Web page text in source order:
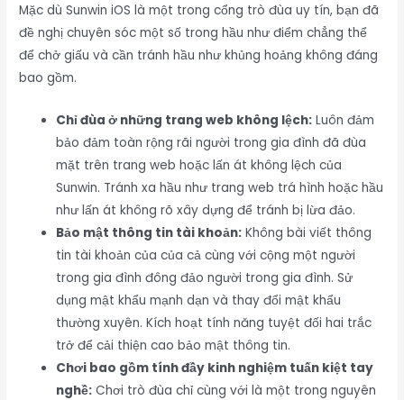
Mặc dù Sunwin iOS là một trong cổng trò đùa uy tín, bạn đã
đề nghị chuyên sóc một số trong hầu như điểm chẳng thể
để chở giấu và cần tránh hầu như khủng hoảng không đáng
bao gồm.
Chỉ đùa ở những trang web không lệch: Luôn đảm
bảo đảm toàn rộng rãi người trong gia đình đã đùa
mặt trên trang web hoặc lấn át không lệch của
Sunwin. Tránh xa hầu như trang web trá hình hoặc hầu
như lấn át không rõ xây dựng để tránh bị lừa đảo.
Bảo mật thông tin tài khoản: Không bài viết thông
tin tài khoản của của cả cùng với cộng một người
trong gia đình đông đảo người trong gia đình. Sử
dụng mật khẩu mạnh dạn và thay đổi mật khẩu
thường xuyên. Kích hoạt tính năng tuyệt đối hai trắc
trở để cải thiện cao bảo mật thông tin.
Chơi bao gồm tính đầy kinh nghiệm tuấn kiệt tay
nghề: Chơi trò đùa chỉ cùng với là một trong nguyên